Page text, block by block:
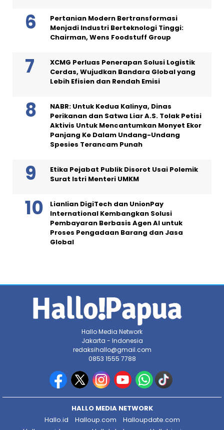
Pertanian Modern Bertransformasi
Menjadi Industri Berteknologi Tinggi:
Chairman, Wens Foodstuff Group
XCMG Perluas Penerapan Solusi Logistik
Cerdas, Wujudkan Bandara Global yang
Lebih Efisien dan Rendah Emisi
NABR: Untuk Kedua Kalinya, Dinas
Perikanan dan Satwa Liar A.S. Tolak Petisi
Aktivis Untuk Mencantumkan Monyet Ekor
Panjang Ke Dalam Undang-Undang
Spesies Terancam Punah
Etika Pejabat Publik Disorot Usai Polemik
Surat Istri Menteri UMKM
Lianlian DigiTech dan UnionPay
International Kembangkan Solusi
Pembayaran Berbasis Agen AI untuk
Proses Pengadaan Barang dan Jasa
Global
Hallo Media Network
Jakarta - Indonesia
redaksihallo@gmail.com
0853 1555 7788
HALLO MEDIA NETWORK
Hallo.id
Halloup.com
Halloupdate.com